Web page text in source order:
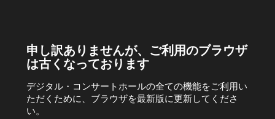
申し訳ありませんが、ご利用のブラウザ
は古くなっております
デジタル・コンサートホールの全ての機能をご利用い
ただくために、ブラウザを最新版に更新してくださ
い。